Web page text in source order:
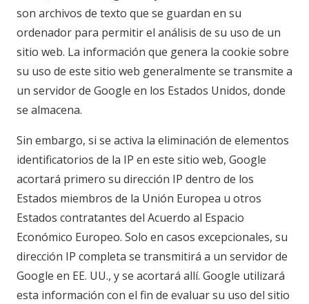
son archivos de texto que se guardan en su
ordenador para permitir el análisis de su uso de un
sitio web. La información que genera la cookie sobre
su uso de este sitio web generalmente se transmite a
un servidor de Google en los Estados Unidos, donde
se almacena.
Sin embargo, si se activa la eliminación de elementos
identificatorios de la IP en este sitio web, Google
acortará primero su dirección IP dentro de los
Estados miembros de la Unión Europea u otros
Estados contratantes del Acuerdo al Espacio
Económico Europeo. Solo en casos excepcionales, su
dirección IP completa se transmitirá a un servidor de
Google en EE. UU., y se acortará allí. Google utilizará
esta información con el fin de evaluar su uso del sitio